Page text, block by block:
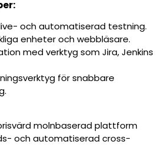
och automatiserad testning.
enheter och webbläsare.
med verktyg som Jira, Jenkins
för snabbare
molnbaserad plattform
och automatiserad cross-